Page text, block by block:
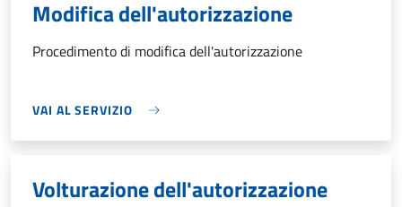
Modifica dell'autorizzazione
Procedimento di modifica dell'autorizzazione
VAI AL SERVIZIO
Volturazione dell'autorizzazione